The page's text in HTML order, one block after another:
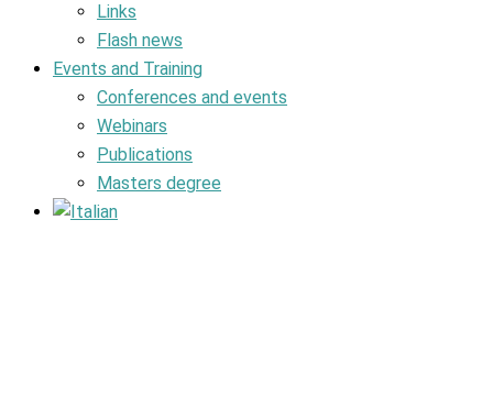
Links
Flash news
Events and Training
Conferences and events
Webinars
Publications
Masters degree